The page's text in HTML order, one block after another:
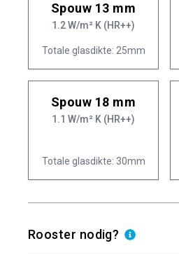
Spouw 13 mm
1.2 W/m² K (HR++)
Totale glasdikte: 25mm
Spouw 18 mm
1.1 W/m² K (HR++)
Totale glasdikte: 30mm
Rooster nodig?